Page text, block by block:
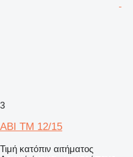
3
ABI TM 12/15
Τιμή κατόπιν αιτήματος